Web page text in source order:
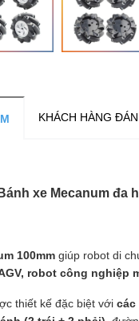
KHÁCH HÀNG
Bánh xe Mecanum đa
100mm giúp robot di
robot công nghiệp
thiết kế đặc biệt với các